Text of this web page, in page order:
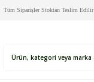
Tüm Siparişler Stoktan Teslim Edilir